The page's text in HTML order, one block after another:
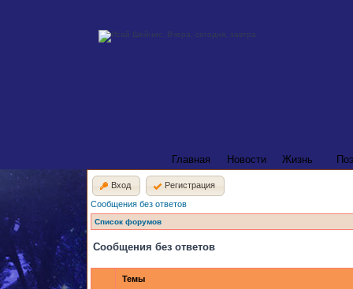
Главная Новости Жизнь
Вход
Регистрация
Сообщения без ответов
Список форумов
Сообщения без ответов
Темы